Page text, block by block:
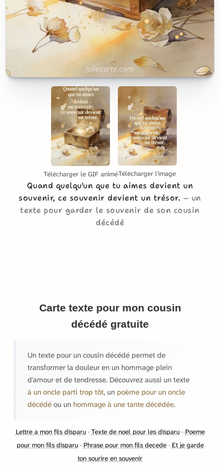
Télécharger le GIF animéTélécharger l'image
Quand quelqu'un que tu aimes devient un
souvenir, ce souvenir devient un trésor.
un
texte pour garder le souvenir de son cousin
décédé
Carte texte pour mon cousin
décédé gratuite
Un texte pour un cousin décédé permet de
transformer la douleur en un hommage plein
d'amour et de tendresse. Découvrez aussi un texte
à un oncle parti trop tôt, un poème pour un oncle
décédé ou un hommage à une tante décédée.
Lettre a mon fils disparu· Texte de noel pour les disparu· Poeme
pour mon fils disparu· Phrase pour mon fils decede· Et je garde
ton sourire en souvenir